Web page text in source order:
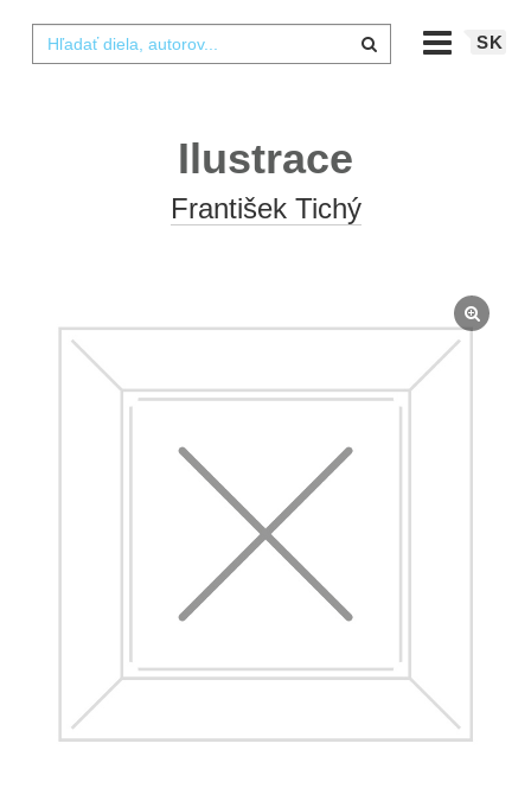
SK
Ilustrace
František Tichý